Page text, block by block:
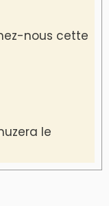
nous cette
le